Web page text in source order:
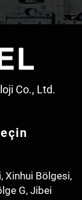
Co., Ltd.
Xinhui Bölgesi,
G, Jibei